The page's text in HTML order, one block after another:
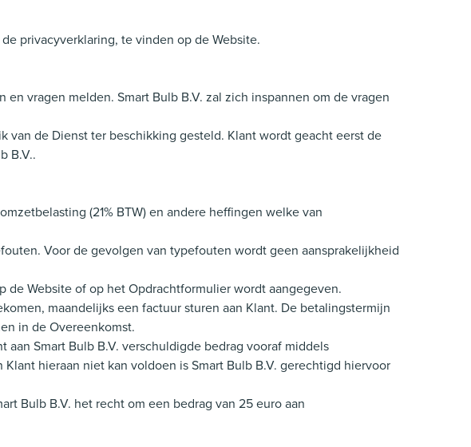
privacyverklaring, te vinden op de Website.
vragen melden. Smart Bulb B.V. zal zich inspannen om de vragen
de Dienst ter beschikking gesteld. Klant wordt geacht eerst de
B.V..
(21% BTW) en andere heffingen welke van
Voor de gevolgen van typefouten wordt geen aansprakelijkheid
de Website of op het Opdrachtformulier wordt aangegeven.
maandelijks een factuur sturen aan Klant. De betalingstermijn
in de Overeenkomst.
Smart Bulb B.V. verschuldigde bedrag vooraf middels
hieraan niet kan voldoen is Smart Bulb B.V. gerechtigd hiervoor
Bulb B.V. het recht om een bedrag van 25 euro aan